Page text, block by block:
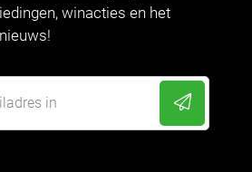
winacties en het